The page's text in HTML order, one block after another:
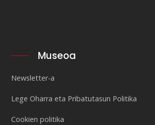
Museoa
Newsletter-a
Lege Oharra eta Pribatutasun Politika
Cookien politika